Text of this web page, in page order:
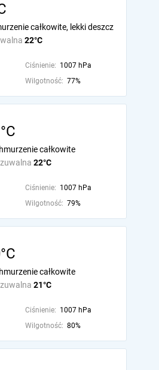
22°C
całkowite, lekki deszcz
Ciśnienie: 1007 hPa
Wilgotność: 77%
22°C
całkowite
Ciśnienie: 1007 hPa
Wilgotność: 79%
21°C
całkowite
Ciśnienie: 1007 hPa
Wilgotność: 80%